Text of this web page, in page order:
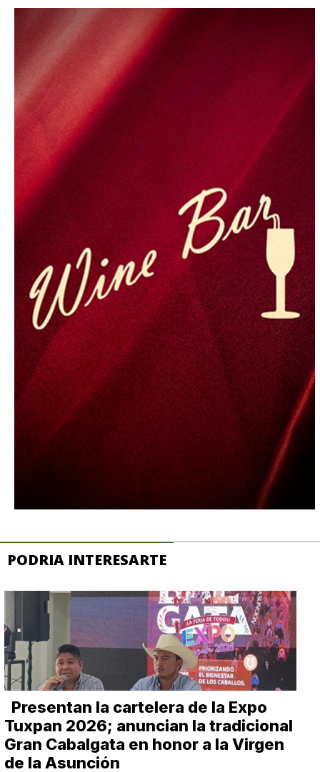
PODRIA INTERESARTE
Presentan la cartelera de la Expo
Tuxpan 2026; anuncian la tradicional
Gran Cabalgata en honor a la Virgen
de la Asunción